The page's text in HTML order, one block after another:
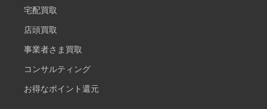
宅配買取
店頭買取
事業者さま買取
コンサルティング
お得なポイント還元